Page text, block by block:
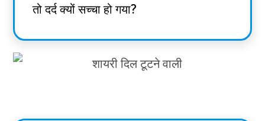
तो दर्द क्यों सच्चा हो गया?